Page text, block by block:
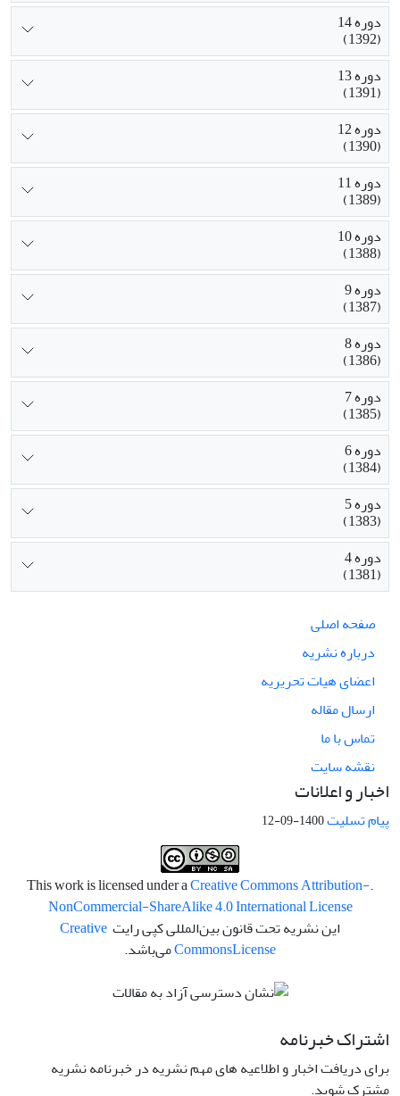
دوره 14
(1392)
دوره 13
(1391)
دوره 12
(1390)
دوره 11
(1389)
دوره 10
(1388)
دوره 9
(1387)
دوره 8
(1386)
دوره 7
(1385)
دوره 6
(1384)
دوره 5
(1383)
دوره 4
(1381)
صفحه اصلی
درباره نشریه
اعضای هیات تحریریه
ارسال مقاله
تماس با ما
نقشه سایت
اخبار و اعلانات
پیام تسلیت1400-09-12
.This work is licensed under a
Creative Commons Attribution-
NonCommercial-ShareAlike 4.0 International License
این نشریه تحت قانون بین‌المللی کپی رایت Creative
CommonsLicense می‌باشد.
اشتراک خبرنامه
برای دریافت اخبار و اطلاعیه های مهم نشریه در خبرنامه نشریه
مشترک شوید.